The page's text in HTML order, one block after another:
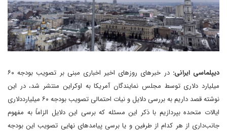
دیپلماسی ایرانی:
در خبرهای روزهای اخیر اخباری مبنی ‌بر تصویب بودجه ۶۰
میلیارد دلاری توسط مجلس نمایندگان آمریکا به اوکراین منتشر شد، در این
نوشته قصد داریم به بررسی دلایل و نیات احتمالی تصویب بودجه ۶۰ میلیارددلاری
ایالات متحده بپردازیم با ذکر این مسئله که برسی این دلایل الزاماً به مفهوم
جانب‌داری از هر کدام از طرفین و یا برسی پیامدهای نهایی تصویب این بودجه